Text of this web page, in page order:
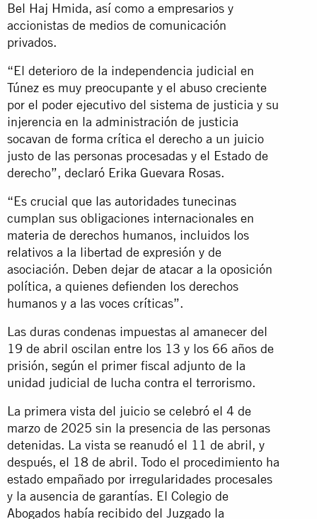
Bel Haj Hmida, así como a empresarios y
accionistas de medios de comunicación
privados.
“El deterioro de la independencia judicial en
Túnez es muy preocupante y el abuso creciente
por el poder ejecutivo del sistema de justicia y su
injerencia en la administración de justicia
socavan de forma crítica el derecho a un juicio
justo de las personas procesadas y el Estado de
derecho”, declaró Erika Guevara Rosas.
“Es crucial que las autoridades tunecinas
cumplan sus obligaciones internacionales en
materia de derechos humanos, incluidos los
relativos a la libertad de expresión y de
asociación. Deben dejar de atacar a la oposición
política, a quienes defienden los derechos
humanos y a las voces críticas”.
Las duras condenas impuestas al amanecer del
19 de abril oscilan entre los 13 y los 66 años de
prisión, según el primer fiscal adjunto de la
unidad judicial de lucha contra el terrorismo.
La primera vista del juicio se celebró el 4 de
marzo de 2025 sin la presencia de las personas
detenidas. La vista se reanudó el 11 de abril, y
después, el 18 de abril. Todo el procedimiento ha
estado empañado por irregularidades procesales
y la ausencia de garantías. El Colegio de
Abogados había recibido del Juzgado la